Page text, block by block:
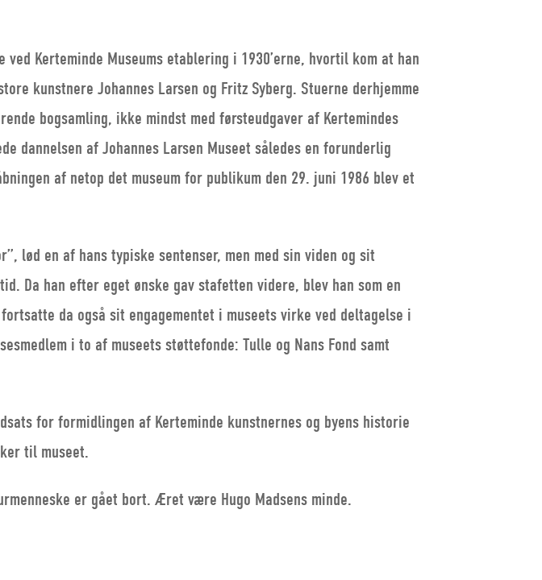
Kerteminde Museums etablering i 1930’erne, hvortil kom at han
kunstnere Johannes Larsen og Fritz Syberg. Stuerne derhjemme
bogsamling, ikke mindst med førsteudgaver af Kertemindes
dannelsen af Johannes Larsen Museet således en forunderlig
af netop det museum for publikum den 29. juni 1986 blev et
lød en af hans typiske sentenser, men med sin viden og sit
Da han efter eget ønske gav stafetten videre, blev han som en
da også sit engagementet i museets virke ved deltagelse i
i to af museets støttefonde: Tulle og Nans Fond samt
for formidlingen af Kerteminde kunstnernes og byens historie
til museet.
er gået bort. Æret være Hugo Madsens minde.